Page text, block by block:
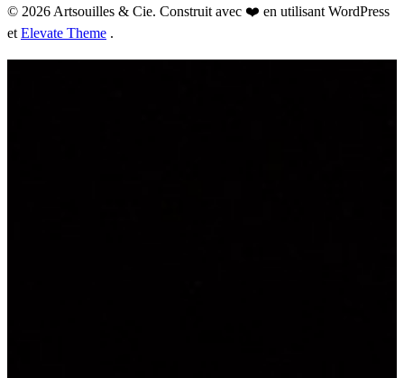
© 2026 Artsouilles & Cie. Construit avec ❤️ en utilisant WordPress
et Elevate Theme .